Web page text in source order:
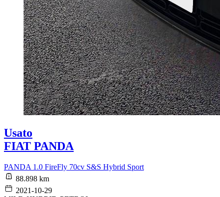
Usato
FIAT PANDA
PANDA 1.0 FireFly 70cv S&S Hybrid Sport
88.898 km
2021-10-29